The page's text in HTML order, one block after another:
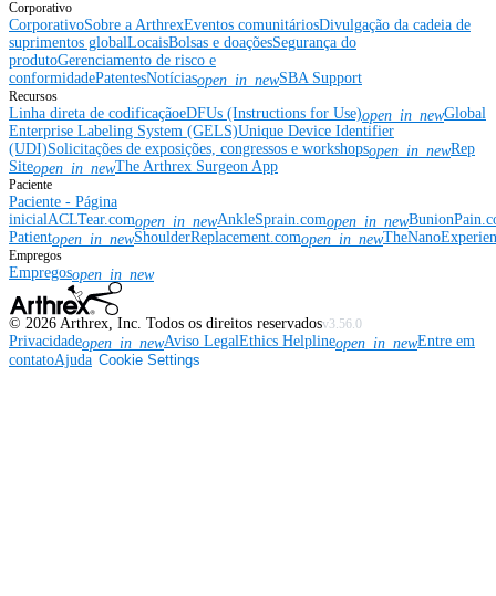
Corporativo
CorporativoSobre a ArthrexEventos comunitáriosDivulgação da cadeia de
suprimentos globalLocaisBolsas e doaçõesSegurança do
produtoGerenciamento de risco e
conformidadePatentesNotíciasopen_in_newSBA Support
Recursos
Linha direta de codificaçãoeDFUs (Instructions for Use)open_in_newGlobal
Enterprise Labeling System (GELS)Unique Device Identifier
(UDI)Solicitações de exposições, congressos e workshopsopen_in_newRep
Siteopen_in_newThe Arthrex Surgeon App
Paciente
Paciente - Página
inicialACLTear.comopen_in_newAnkleSprain.comopen_in_new
Patientopen_in_newShoulderReplacement.comopen_in_new
Empregos
Empregosopen_in_new
© 2026 Arthrex, Inc. Todos os direitos reservadosv3.56.0
Privacidadeopen_in_newAviso LegalEthics Helplineopen_in_newEntre em
contatoAjuda Cookie Settings